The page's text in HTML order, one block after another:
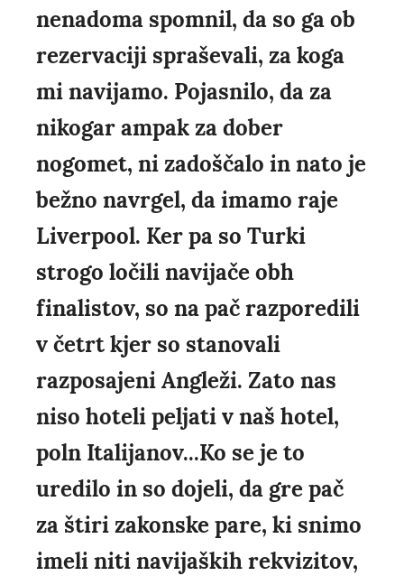
nenadoma spomnil, da so ga ob
rezervaciji spraševali, za koga
mi navijamo. Pojasnilo, da za
nikogar ampak za dober
nogomet, ni zadoščalo in nato je
bežno navrgel, da imamo raje
Liverpool. Ker pa so Turki
strogo ločili navijače obh
finalistov, so na pač razporedili
v četrt kjer so stanovali
razposajeni Angleži. Zato nas
niso hoteli peljati v naš hotel,
poln Italijanov...Ko se je to
uredilo in so dojeli, da gre pač
za štiri zakonske pare, ki snimo
imeli niti navijaških rekvizitov,